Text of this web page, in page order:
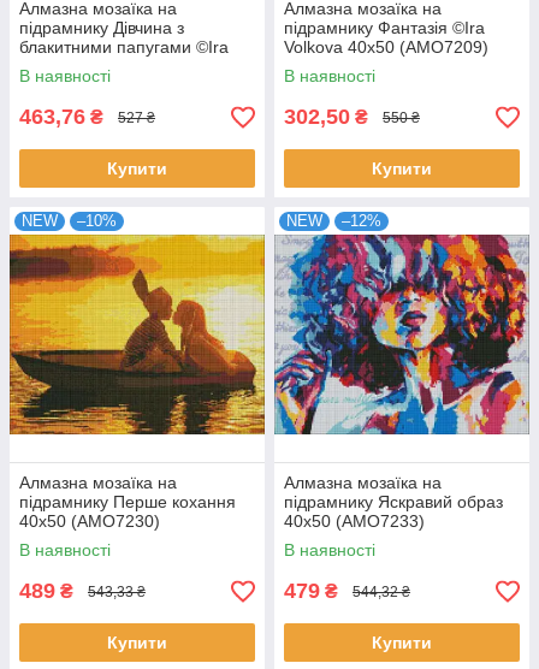
Алмазна мозаїка на
підрамнику Дівчина з
блакитними папугами ©Ira
Volkova 40х50 (AMO7208)
В наявності
463,76 ₴ 527 ₴
Купити
Алмазна мозаїка на
підрамнику Фантазія ©Ira
Volkova 40х50 (AMO7209)
В наявності
302,50 ₴ 550 ₴
Купити
NEW –10%
Алмазна мозаїка на
підрамнику Перше кохання
40х50 (AMO7230)
В наявності
489 ₴ 543,33 ₴
Купити
NEW –12%
Алмазна мозаїка на
підрамнику Яскравий образ
40х50 (AMO7233)
В наявності
479 ₴ 544,32 ₴
Купити